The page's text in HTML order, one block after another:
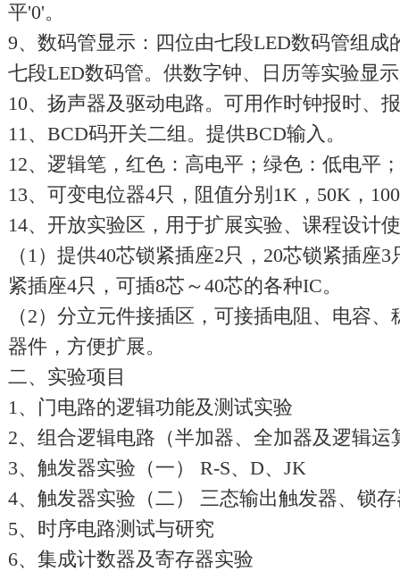
平'0'。
9、数码管显示：四位由七段LED数码管组成
七段LED数码管。供数字钟、日历等实验显
10、扬声器及驱动电路。可用作时钟报时、
11、BCD码开关二组。提供BCD输入。
12、逻辑笔，红色：高电平；绿色：低电平
13、可变电位器4只，阻值分别1K，50K，
14、开放实验区，用于扩展实验、课程设计
（1）提供40芯锁紧插座2只，20芯锁紧插座
紧插座4只，可插8芯～40芯的各种IC。
（2）分立元件接插区，可接插电阻、电容
器件，方便扩展。
二、实验项目
1、门电路的逻辑功能及测试实验
2、组合逻辑电路（半加器、全加器及逻辑运
3、触发器实验（一） R-S、D、JK
4、触发器实验（二） 三态输出触发器、锁
5、时序电路测试与研究
6、集成计数器及寄存器实验